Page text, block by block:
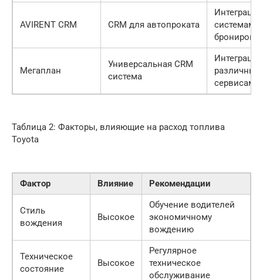
AVIRENT CRM CRM для автопроката
системами
Мегаплан
Универсальная CRM
система
сервисами
Таблица 2: Факторы, влияющие на расход топлива
Toyota
Фактор Влияние Рекомендации
Стиль
вождения
Высокое
Обучение водителей
экономичному
вождению
Техническое
состояние
Высокое
Регулярное
техническое
обслуживание